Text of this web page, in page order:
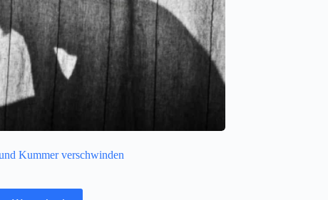
Kummer verschwinden